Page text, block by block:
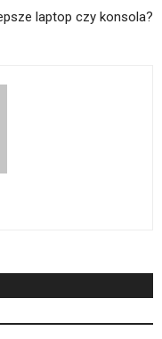
laptop czy konsola?